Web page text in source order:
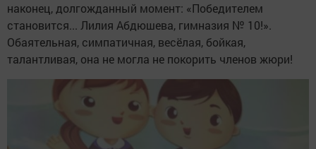
наконец, долгожданный момент: «Победителем
становится... Лилия Абдюшева, гимназия № 10!».
Обаятельная, симпатичная, весёлая, бойкая,
талантливая, она не могла не покорить членов жюри!